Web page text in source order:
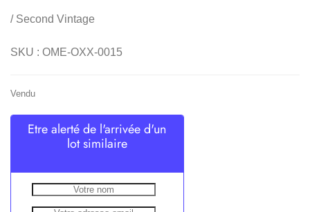
/ Second Vintage
SKU : OME-OXX-0015
Vendu
Etre alerté de l'arrivée d'un
lot similaire